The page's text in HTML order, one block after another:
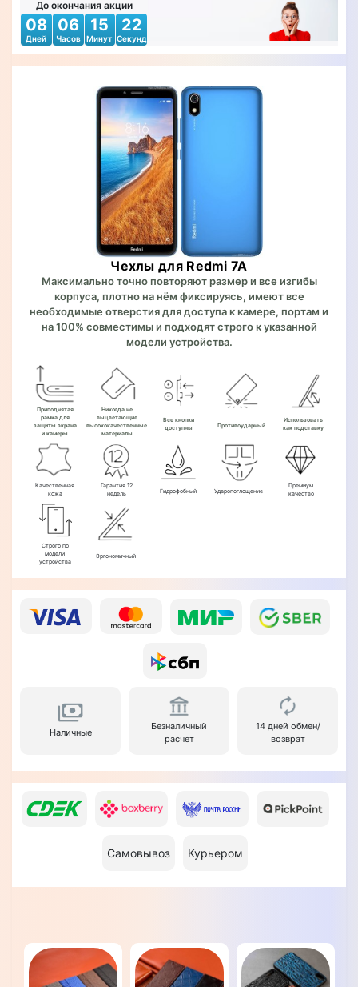
До окончания акции
08
Дней
06
Часов
15
Минут
21
Секунд
Чехлы для Redmi 7A
Максимально точно повторяют размер и все изгибы
корпуса, плотно на нём фиксируясь, имеют все
необходимые отверстия для доступа к камере, портам и
на 100% совместимы и подходят строго к указанной
модели устройства.
Приподнятая
рамка для
защиты экрана
и камеры
Никогда не
выцветающие
высококачественные
материалы
Все кнопки
доступны
Противоударный
Использовать
как подставку
Качественная
кожа
Гарантия 12
недель
Гидрофобный Ударопоглощение
Премиум
качество
Строго по
модели
устройства
Эргономичный
Наличные
Безналичный
расчет
14 дней обмен/
возврат
Самовывоз Курьером